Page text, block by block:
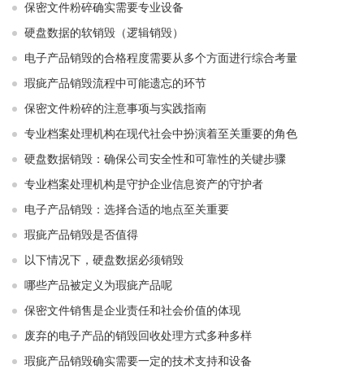
保密文件粉碎确实需要专业设备
硬盘数据的软销毁（逻辑销毁）
电子产品销毁的合格程度需要从多个方面进行综合考量
瑕疵产品销毁流程中可能遗忘的环节
保密文件粉碎的注意事项与实践指南
专业档案处理机构在现代社会中扮演着至关重要的角色
硬盘数据销毁：确保公司安全性和可靠性的关键步骤
专业档案处理机构是守护企业信息资产的守护者
电子产品销毁：选择合适的地点至关重要
瑕疵产品销毁是否值得
以下情况下，硬盘数据必须销毁
哪些产品被定义为瑕疵产品呢
保密文件销售是企业责任和社会价值的体现
废弃的电子产品的销毁回收处理方式多种多样
瑕疵产品销毁确实需要一定的技术支持和设备